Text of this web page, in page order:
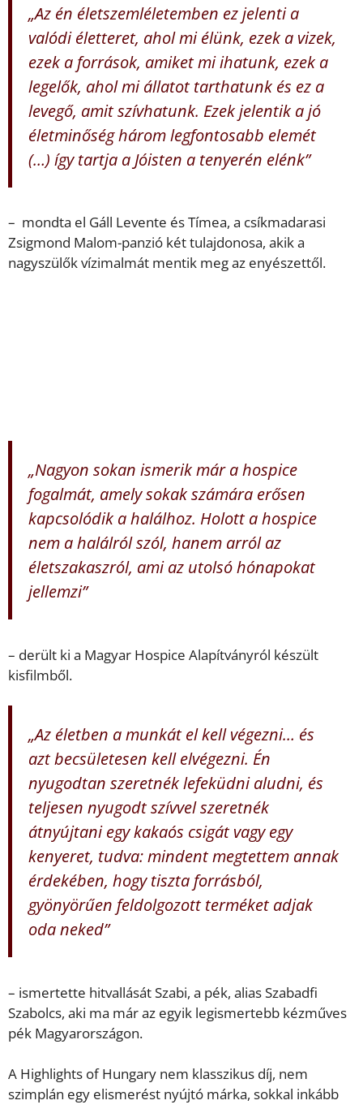
„Az én életszemléletemben ez jelenti a
valódi életteret, ahol mi élünk, ezek a vizek,
ezek a források, amiket mi ihatunk, ezek a
legelők, ahol mi állatot tarthatunk és ez a
levegő, amit szívhatunk. Ezek jelentik a jó
életminőség három legfontosabb elemét
(…) így tartja a Jóisten a tenyerén elénk”
– mondta el Gáll Levente és Tímea, a csíkmadarasi
Zsigmond Malom-panzió két tulajdonosa, akik a
nagyszülők vízimalmát mentik meg az enyészettől.
„Nagyon sokan ismerik már a hospice
fogalmát, amely sokak számára erősen
kapcsolódik a halálhoz. Holott a hospice
nem a halálról szól, hanem arról az
életszakaszról, ami az utolsó hónapokat
jellemzi”
– derült ki a Magyar Hospice Alapítványról készült
kisfilmből.
„Az életben a munkát el kell végezni… és
azt becsületesen kell elvégezni. Én
nyugodtan szeretnék lefeküdni aludni, és
teljesen nyugodt szívvel szeretnék
átnyújtani egy kakaós csigát vagy egy
kenyeret, tudva: mindent megtettem annak
érdekében, hogy tiszta forrásból,
gyönyörűen feldolgozott terméket adjak
oda neked”
– ismertette hitvallását Szabi, a pék, alias Szabadfi
Szabolcs, aki ma már az egyik legismertebb kézműves
pék Magyarországon.
A Highlights of Hungary nem klasszikus díj, nem
szimplán egy elismerést nyújtó márka, sokkal inkább